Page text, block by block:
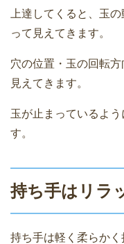
上達してくると、玉
って見えてきます。
穴の位置・玉の回転
見えてきます。
玉が止まっているよ
す。
持ち手はリラ
持ち手は軽く柔らかく